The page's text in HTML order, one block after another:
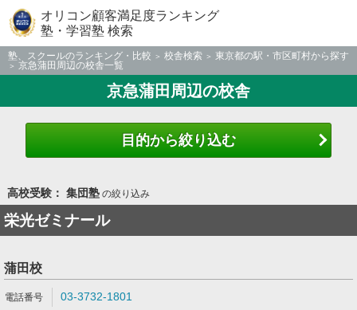
オリコン顧客満足度ランキング
塾・学習塾 検索
塾、スクールのランキング・比較 校舎検索
東京都の駅・市区町村から探す
京急蒲田周辺の校舎一覧
京急蒲田周辺の校舎
目的から絞り込む
高校受験： 集団塾の絞り込み
栄光ゼミナール
蒲田校
03-3732-1801